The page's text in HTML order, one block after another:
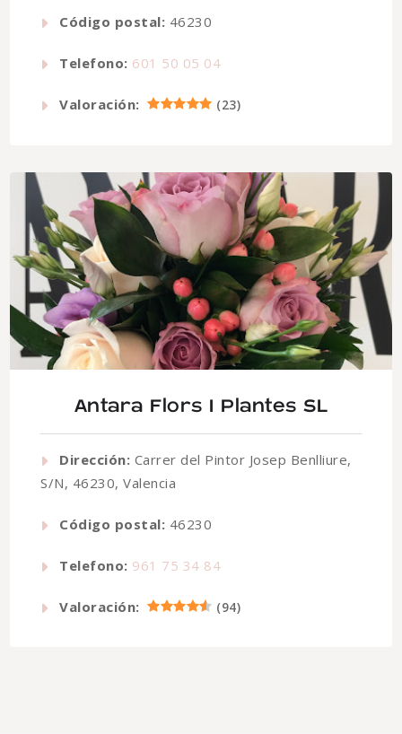
Código postal: 46230
Telefono: 601 50 05 04
Valoración: (23)
Antara Flors I Plantes SL
Dirección: Carrer del Pintor Josep Benlliure,
S/N, 46230, Valencia
Código postal: 46230
Telefono: 961 75 34 84
Valoración: (94)